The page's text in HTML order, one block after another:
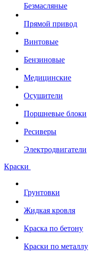
Безмасляные
Прямой привод
Винтовые
Бензиновые
Медицинские
Осушители
Поршневые блоки
Ресиверы
Электродвигатели
Краски
Грунтовки
Жидкая кровля
Краска по бетону
Краски по металлу